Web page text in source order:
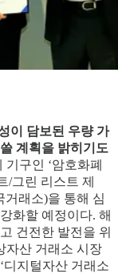
이 담보된 우량 가
계획을 밝히기도
구인 ‘암호화폐
/그린 리스트 제
거래소)을 통해 심
화할 예정이다. 해
건전한 발전을 위
자산 거래소 시장
디지털자산 거래소